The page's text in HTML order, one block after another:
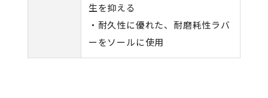
生を抑える
・耐久性に優れた、耐磨耗性ラバ
ーをソールに使用